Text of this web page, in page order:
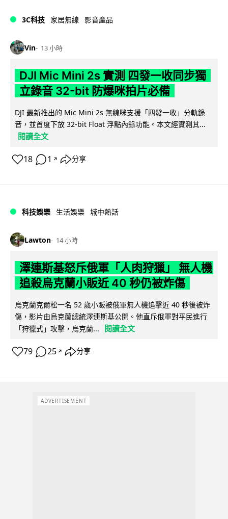
3C科技 家居無線 影音產品
Vin 13 小時
DJI Mic Mini 2s 實測 四發一收同步獨
立錄音 32-bit 防爆咪拍片必備
DJI 最新推出的 Mic Mini 2s 無線咪支援「四發一收」分軌錄
音，並首度下放 32-bit Float 浮點內錄功能。本文經實測其...
閱讀全文
18 1 ↗ 分享
科技娛樂 生活娛樂 城中熱話
Lawton 14 小時
澤連斯基怒斥俄軍「人肉狩獵」 無人機
追殺烏克蘭小販近 40 秒仍被炸傷
烏克蘭克爾松一名 52 歲小販被俄軍無人機追擊近 40 秒後被炸
傷，影片由烏克蘭總統澤連斯基公開。他直斥俄軍對平民進行
「狩獵式」攻擊，烏克蘭...
閱讀全文
79 25 ↗ 分享
ADVERTISEMENT